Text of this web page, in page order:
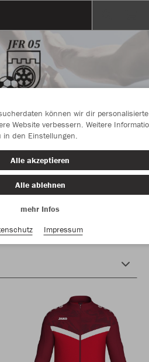
im Teamshop JF
können wir dir personalisierte
Website verbessern. Weitere
in den Einstellungen.
Alle akzeptieren
Alle ablehnen
mehr Infos
Impressum